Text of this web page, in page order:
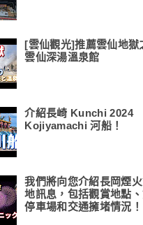
[雲仙觀光]推薦雲仙地獄
雲仙深湯溫泉館
介紹長崎 Kunchi 2024
Kojiyamachi 河船！
我們將向您介紹長岡煙
地訊息，包括觀賞地點、
停車場和交通擁堵情況！